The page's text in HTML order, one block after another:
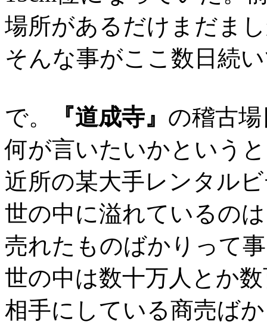
場所があるだけまだま
そんな事がここ数日続
で。 『道成寺』 の稽古
何が言いたいかという
近所の某大手レンタル
世の中に溢れているの
売れたものばかりって
世の中は数十万人とか
相手にしている商売ば